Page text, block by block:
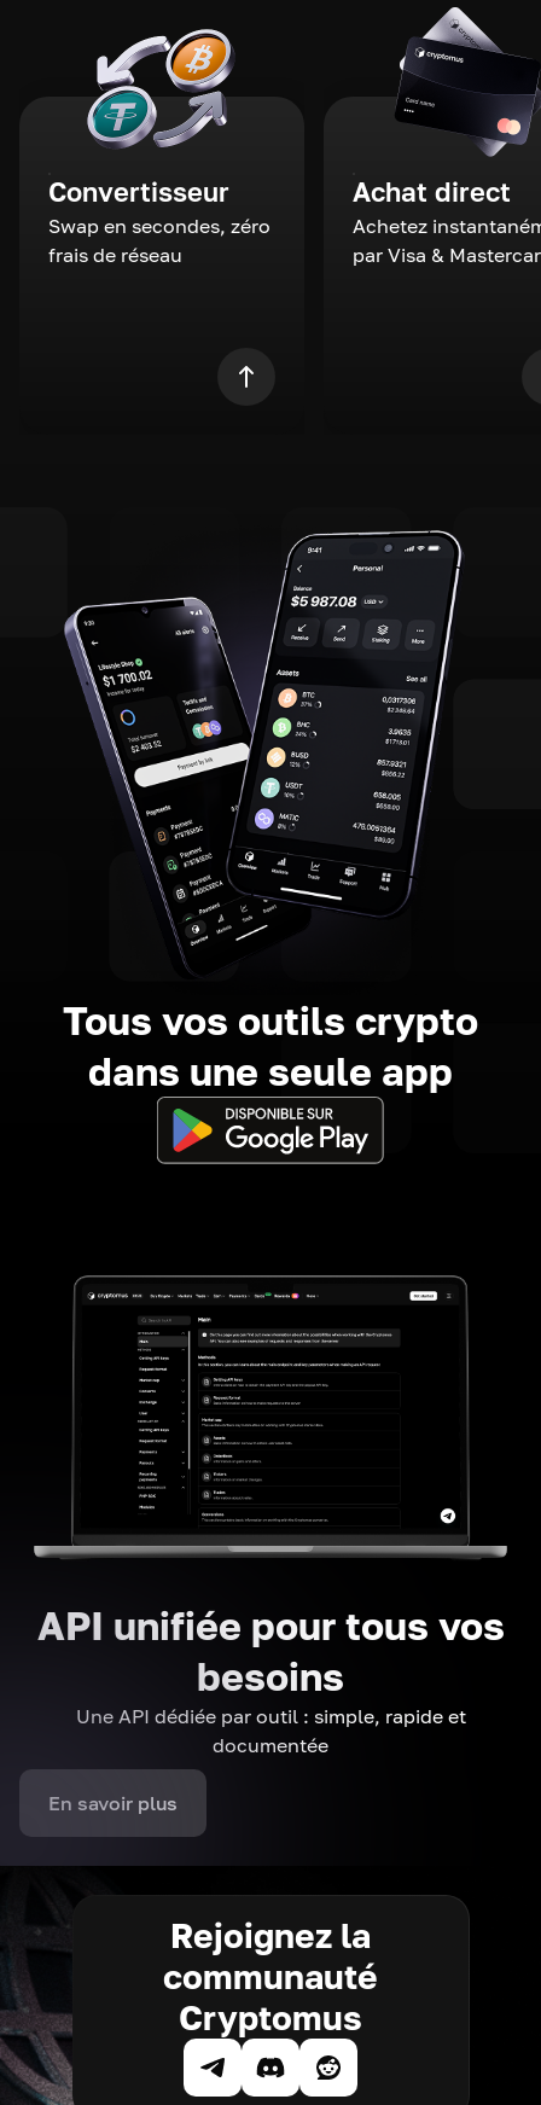
Convertisseur
Swap en secondes, zéro
frais de réseau
Achat direct
Achetez
par Visa &
Tous vos outils crypto
dans une seule app
API unifiée pour tous vos
besoins
Une API dédiée par outil : simple, rapide et
documentée
En savoir plus
Rejoignez la
communauté
Cryptomus